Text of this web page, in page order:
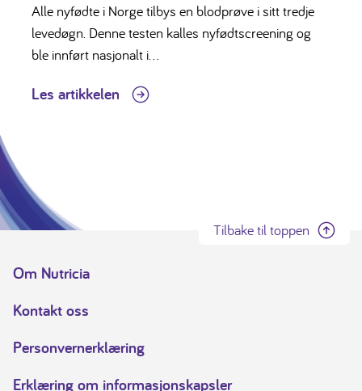
Alle nyfødte i Norge tilbys en blodprøve i sitt tredje
levedøgn. Denne testen kalles nyfødtscreening og
ble innført nasjonalt i...
Les artikkelen
Tilbake til toppen
Om Nutricia
Kontakt oss
Personvernerklæring
Erklæring om informasjonskapsler